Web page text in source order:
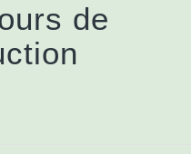
de